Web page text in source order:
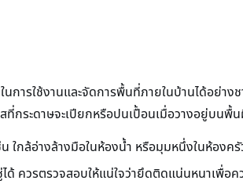
ารใช้งานและจัดการพื้นที่ภายในบ้านได้อย่าง
กระดาษจะเปียกหรือปนเปื้อนเมื่อวางอยู่บนพื้น
ใกล้อ่างล้างมือในห้องน้ำ หรือมุมหนึ่งในห้องค
ควรตรวจสอบให้แน่ใจว่ายึดติดแน่นหนาเพื่อค